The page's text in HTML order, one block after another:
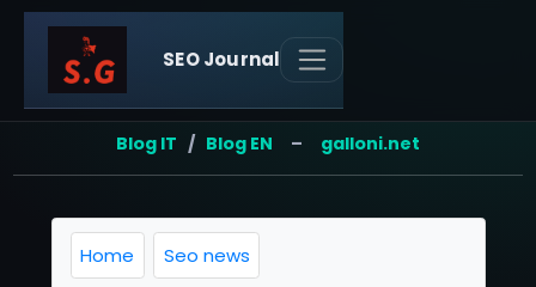
SEO Journal
Blog IT / Blog EN – galloni.net
Home Seo news